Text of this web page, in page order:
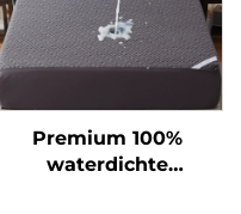
Hotel (Grijs)
Premium 100%
waterdichte